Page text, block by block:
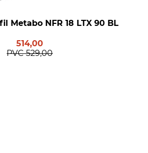
Metabo NFR 18 LTX 90 BL
514,00
PVC 529,00